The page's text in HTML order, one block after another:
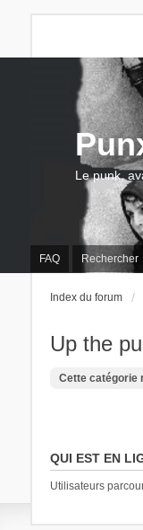
FAQ Rechercher
Le punk,
Index du forum
Up the
Cette catégorie
QUI EST EN
Utilisateurs